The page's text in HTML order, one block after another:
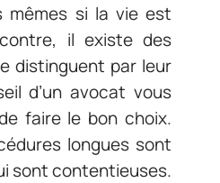
mêmes si la vie est
il existe des
distinguent par leur
d’un avocat vous
faire le bon choix.
longues sont
sont contentieuses.